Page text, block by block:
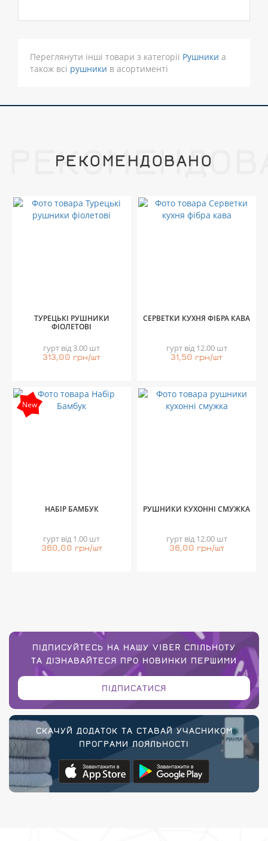
Переглянути інші товари з категорії Рушники а
також всі рушники в асортименті
РЕКОМЕНДОВАНО
ТУРЕЦЬКІ РУШНИКИ
ФІОЛЕТОВІ
гурт від 3.00 шт
313,00 грн/шт
СЕРВЕТКИ КУХНЯ ФІБРА КАВА
гурт від 12.00 шт
31,50 грн/шт
New
НАБІР БАМБУК
гурт від 1.00 шт
360,00 грн/шт
РУШНИКИ КУХОННІ СМУЖКА
гурт від 12.00 шт
36,00 грн/шт
ПІДПИСУЙТЕСЬ НА НАШУ VIBER СПІЛЬНОТУ
ТА ДІЗНАВАЙТЕСЯ ПРО НОВИНКИ ПЕРШИМИ
ПІДПИСАТИСЯ
СКАЧУЙ ДОДАТОК ТА СТАВАЙ УЧАСНИКОМ
ПРОГРАМИ ЛОЯЛЬНОСТІ